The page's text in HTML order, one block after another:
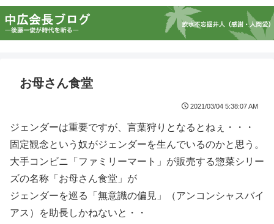
お母さん食堂
2021/03/04 5:38:07 AM
ジェンダーは重要ですが、言葉狩りとなるとねぇ・・・
固定観念という奴がジェンダーを生んでいるのかと思う。
大手コンビニ「ファミリーマート」が販売する惣菜シリー
ズの名称「お母さん食堂」が
ジェンダーを巡る「無意識の偏見」（アンコンシャスバイ
アス）を助長しかねないと・・